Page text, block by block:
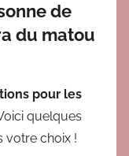
de
du matou
pour les
quelques
votre choix !